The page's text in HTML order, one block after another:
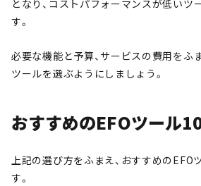
となり、コストパフォーマンスが低いツ
す。
必要な機能と予算、サービスの費用をふ
ツールを選ぶようにしましょう。
おすすめのEFOツール
上記の選び方をふまえ、おすすめのEFO
す。